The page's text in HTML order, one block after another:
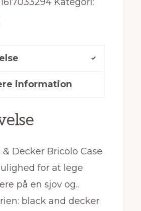
information
Decker Bricolo Case
for at lege
på en sjov og..
black and decker